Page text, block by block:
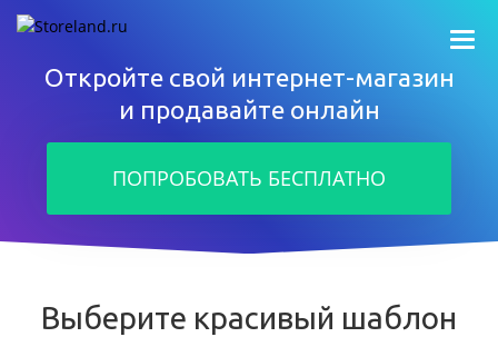
Откройте свой интернет-магазин
и продавайте онлайн
ПОПРОБОВАТЬ БЕСПЛАТНО
Выберите красивый шаблон